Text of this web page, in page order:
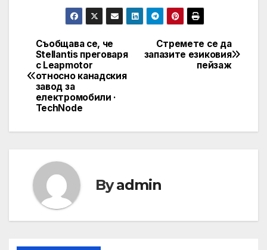
Post
navigation
Стремете се да
запазите езиковия
пейзаж
Съобщава се, че
Stellantis преговаря
с Leapmotor
относно канадския
завод за
електромобили ·
TechNode
Byadmin